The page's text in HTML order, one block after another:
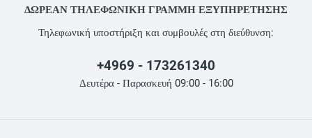
ΔΩΡΕΆΝ ΤΗΛΕΦΩΝΙΚΉ ΓΡΑΜΜΉ ΕΞΥΠΗΡΈΤΗΣΗΣ
Τηλεφωνική υποστήριξη και συμβουλές στη διεύθυνση:
+4969 - 173261340
Δευτέρα - Παρασκευή 09:00 - 16:00